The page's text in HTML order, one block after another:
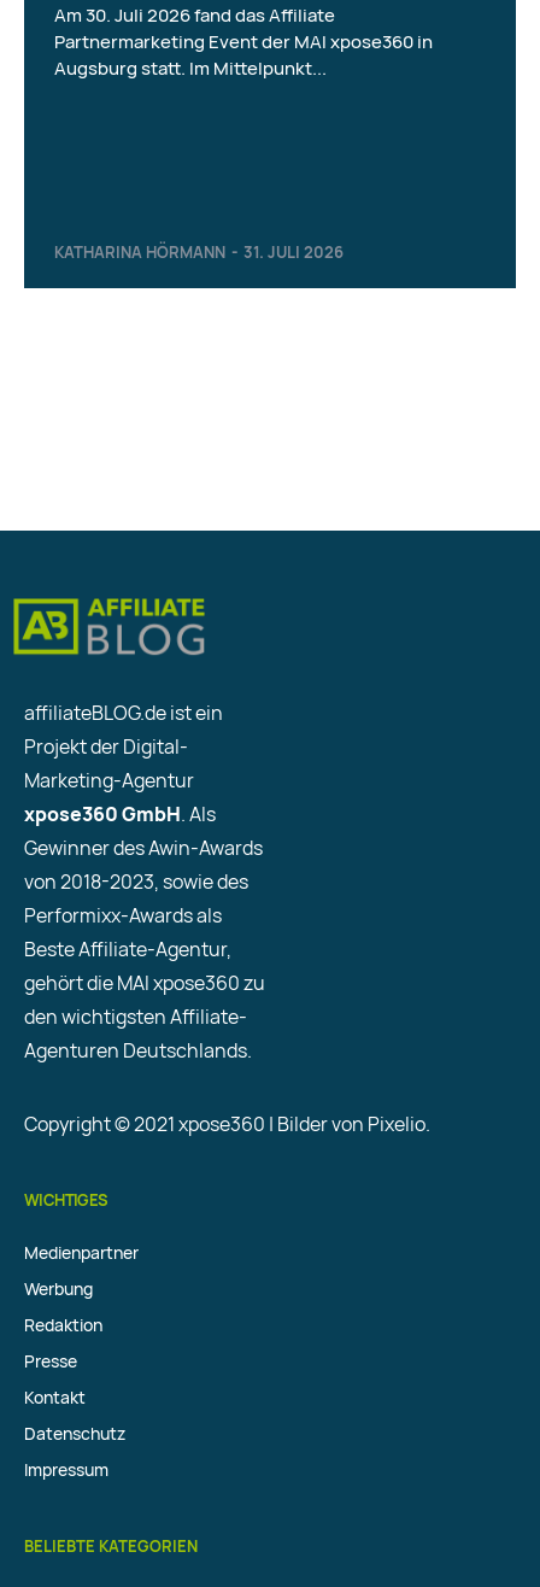
KATHARINA HÖRMANN - 31. JULI 2026
Am 30. Juli 2026 fand das Affiliate
Partnermarketing Event der MAI xpose360 in
Augsburg statt. Im Mittelpunkt...
affiliateBLOG.de ist ein
Projekt der Digital-
Marketing-Agentur
xpose360 GmbH. Als
Gewinner des Awin-Awards
von 2018-2023, sowie des
Performixx-Awards als
Beste Affiliate-Agentur,
gehört die MAI xpose360 zu
den wichtigsten Affiliate-
Agenturen Deutschlands.
Copyright © 2021 xpose360 | Bilder von Pixelio.
WICHTIGES
Medienpartner
Werbung
Redaktion
Presse
Kontakt
Datenschutz
Impressum
BELIEBTE KATEGORIEN